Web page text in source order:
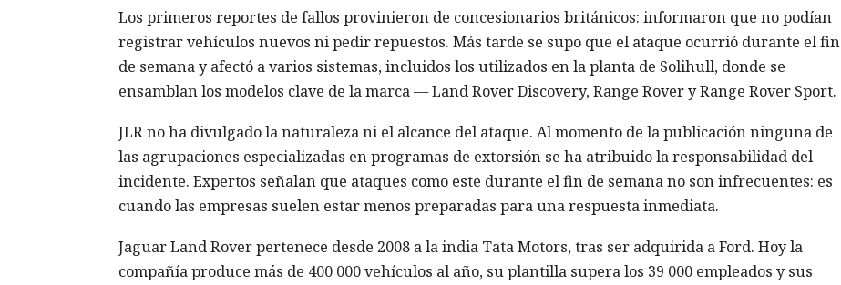
Los primeros reportes de fallos provinieron de concesionarios británicos: informaron que no podían
registrar vehículos nuevos ni pedir repuestos. Más tarde se supo que el ataque ocurrió durante el fin
de semana y afectó a varios sistemas, incluidos los utilizados en la planta de Solihull, donde se
ensamblan los modelos clave de la marca — Land Rover Discovery, Range Rover y Range Rover Sport.
JLR no ha divulgado la naturaleza ni el alcance del ataque. Al momento de la publicación ninguna de
las agrupaciones especializadas en programas de extorsión se ha atribuido la responsabilidad del
incidente. Expertos señalan que ataques como este durante el fin de semana no son infrecuentes: es
cuando las empresas suelen estar menos preparadas para una respuesta inmediata.
Jaguar Land Rover pertenece desde 2008 a la india Tata Motors, tras ser adquirida a Ford. Hoy la
compañía produce más de 400 000 vehículos al año, su plantilla supera los 39 000 empleados y sus